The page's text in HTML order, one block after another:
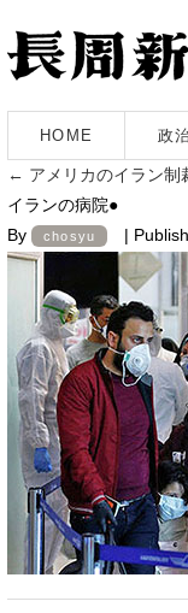
HOME 政
← アメリカのイラン
イランの病院●
By
chosyu |